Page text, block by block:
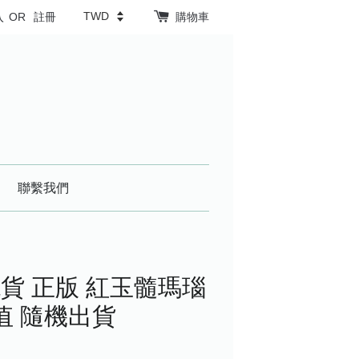
OR 註冊 購物車
聯繫我們
正版 紅玉髓瑪瑙
隨機出貨